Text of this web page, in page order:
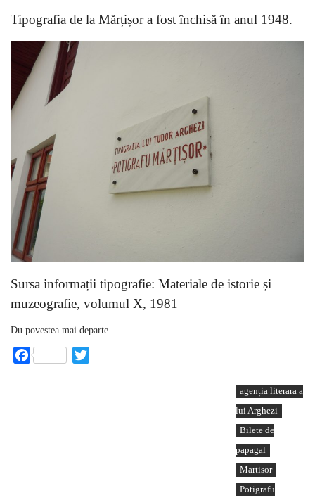
Tipografia de la Mărțișor a fost închisă în anul 1948.
Sursa informații tipografie: Materiale de istorie și
muzeografie, volumul X, 1981
Du povestea mai departe...
Facebook
agenția literara a
lui Arghezi
Bilete de
papagal
Martisor
Potigrafu